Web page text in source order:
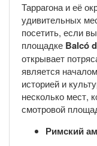
Таррагона и её
удивительных
посетить, если
площадке Balcó
открывает
является
историей и
несколько мест,
смотровой
Римский